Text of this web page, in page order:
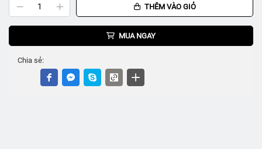
THÊM VÀO GIỎ
MUA NGAY
Chia sẻ: